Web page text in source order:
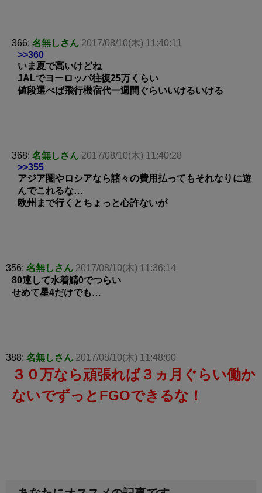
366: 名無しさん 2017/08/10(木) 11:40:11
>>360
いま夏で高いけどね
JALでヨーロッパ往復25万くらい
値段選べば飛行機宿代一週間ぐらいいけるいける
368: 名無しさん 2017/08/10(木) 11:40:28
>>355
アジア圏やロシアなら諸々の費用払ってもそれなりに遊
んでこれるな…
欧州まで行くとちょっと心許ないが
356: 名無しさん 2017/08/10(木) 11:36:14
80連して水着鯖0でつらい
せめて星4だけでも…
388: 名無しさん 2017/08/10(木) 11:48:00
３０万なら頑張れば３ヵ月ぐらい働か
ないでずっとFGOできるな！